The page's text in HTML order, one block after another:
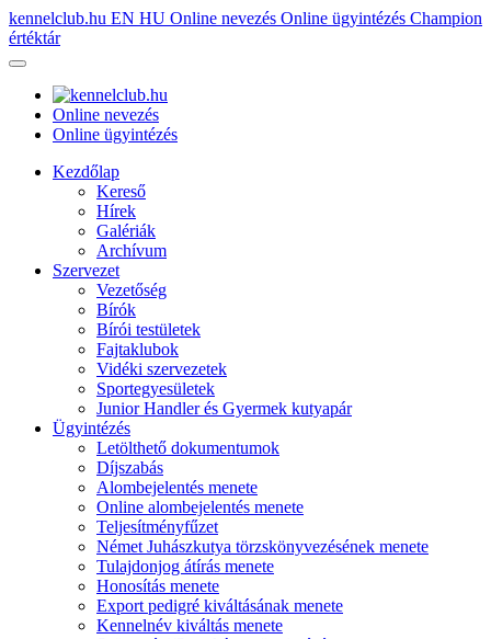
kennelclub.hu EN HU Online nevezés Online ügyintézés Champion
értéktár
Online nevezés
Online ügyintézés
Kezdőlap
Kereső
Hírek
Galériák
Archívum
Szervezet
Vezetőség
Bírók
Bírói testületek
Fajtaklubok
Vidéki szervezetek
Sportegyesületek
Junior Handler és Gyermek kutyapár
Ügyintézés
Letölthető dokumentumok
Díjszabás
Alombejelentés menete
Online alombejelentés menete
Teljesítményfűzet
Német Juhászkutya törzskönyvezésének menete
Tulajdonjog átírás menete
Honosítás menete
Export pedigré kiváltásának menete
Kennelnév kiváltás menete